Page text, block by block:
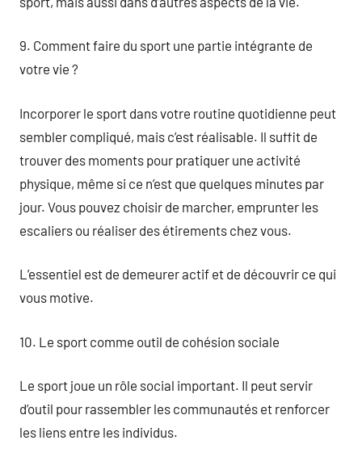
9. Comment faire du sport une partie intégrante de
votre vie ?
Incorporer le sport dans votre routine quotidienne peut
sembler compliqué, mais c’est réalisable. Il suffit de
trouver des moments pour pratiquer une activité
physique, même si ce n’est que quelques minutes par
jour. Vous pouvez choisir de marcher, emprunter les
escaliers ou réaliser des étirements chez vous.
L’essentiel est de demeurer actif et de découvrir ce qui
vous motive.
10. Le sport comme outil de cohésion sociale
Le sport joue un rôle social important. Il peut servir
d’outil pour rassembler les communautés et renforcer
les liens entre les individus.